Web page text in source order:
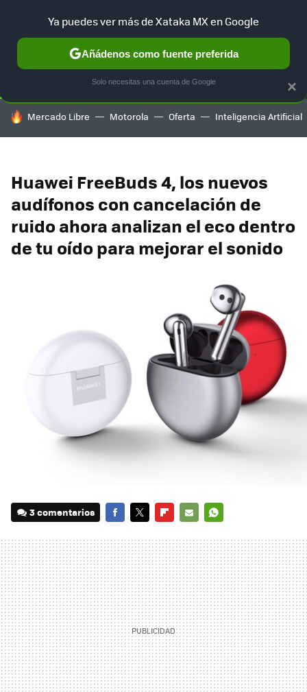
SELECCIÓN GAMING HOME AUTO TERRITORIO
HOY SE HABLA DE
Mercado Libre Motorola Oferta Inteligencia Artificial
Huawei FreeBuds 4, los nuevos
audífonos con cancelación de
ruido ahora analizan el eco dentro
de tu oído para mejorar el sonido
3 comentarios
MAIL
×
Ya puedes ver más de Xataka MX en Google
Añádenos como fuente preferida
Solo necesitas una cuenta de Google